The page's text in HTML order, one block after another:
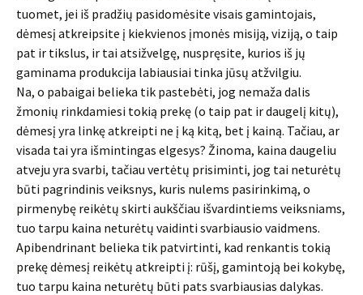
tuomet, jei iš pradžių pasidomėsite visais gamintojais,
dėmesį atkreipsite į kiekvienos įmonės misiją, viziją, o taip
pat ir tikslus, ir tai atsižvelgę, nuspręsite, kurios iš jų
gaminama produkcija labiausiai tinka jūsų atžvilgiu.
Na, o pabaigai belieka tik pastebėti, jog nemaža dalis
žmonių rinkdamiesi tokią prekę (o taip pat ir daugelį kitų),
dėmesį yra linkę atkreipti ne į ką kitą, bet į kainą. Tačiau, ar
visada tai yra išmintingas elgesys? Žinoma, kaina daugeliu
atveju yra svarbi, tačiau vertėtų prisiminti, jog tai neturėtų
būti pagrindinis veiksnys, kuris nulems pasirinkimą, o
pirmenybę reikėtų skirti aukščiau išvardintiems veiksniams,
tuo tarpu kaina neturėtų vaidinti svarbiausio vaidmens.
Apibendrinant belieka tik patvirtinti, kad renkantis tokią
prekę dėmesį reikėtų atkreipti į: rūšį, gamintoją bei kokybę,
tuo tarpu kaina neturėtų būti pats svarbiausias dalykas.